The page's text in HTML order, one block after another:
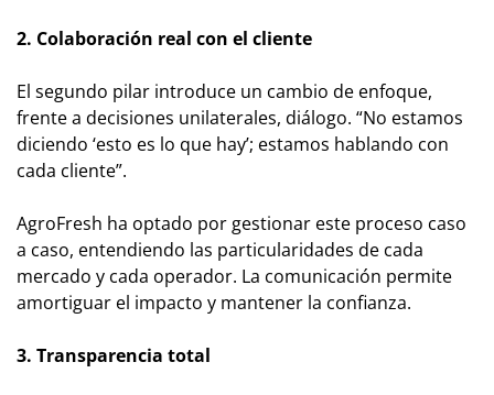
2. Colaboración real con el cliente
El segundo pilar introduce un cambio de enfoque,
frente a decisiones unilaterales, diálogo. “No estamos
diciendo ‘esto es lo que hay’; estamos hablando con
cada cliente”.
AgroFresh ha optado por gestionar este proceso caso
a caso, entendiendo las particularidades de cada
mercado y cada operador. La comunicación permite
amortiguar el impacto y mantener la confianza.
3. Transparencia total